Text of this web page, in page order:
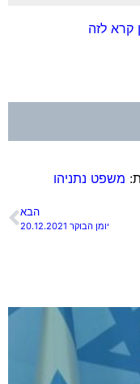
לזה
נתניהו
יומן הבוקר 20.12.2021